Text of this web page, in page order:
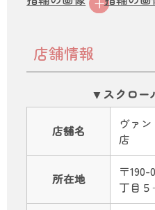
店舗情報
店舗名
ヴァ
店
所在地
〒190-
丁目